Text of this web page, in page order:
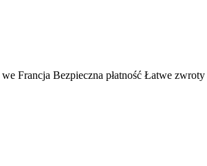
Francja Bezpieczna płatność Łatwe zwroty